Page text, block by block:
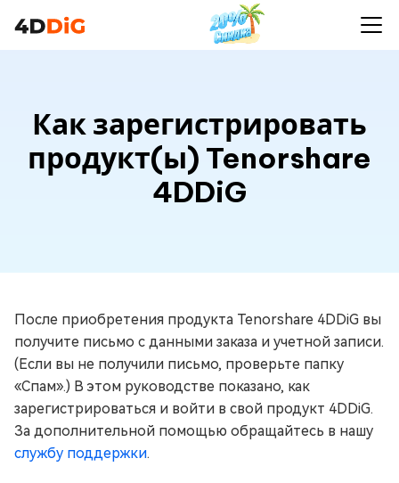
Как зарегистрировать
продукт(ы) Tenorshare
4DDiG
После приобретения продукта Tenorshare 4DDiG вы
получите письмо с данными заказа и учетной записи.
(Если вы не получили письмо, проверьте папку
«Спам».) В этом руководстве показано, как
зарегистрироваться и войти в свой продукт 4DDiG.
За дополнительной помощью обращайтесь в нашу
службу поддержки.